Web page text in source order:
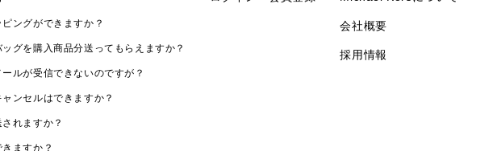
ングができますか？
グを購入商品分送ってもらえますか？
ルが受信できないのですが？
ンセルはできますか？
れますか？
ますか？
会社概要
採用情報